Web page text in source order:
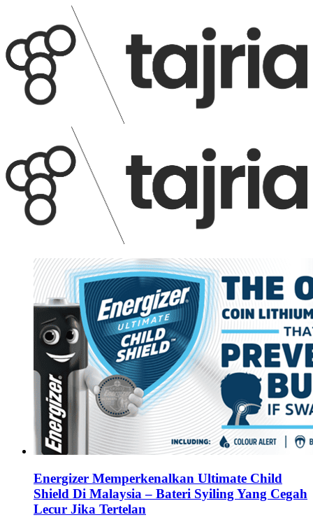
Energizer Memperkenalkan Ultimate Child
Shield Di Malaysia – Bateri Syiling Yang Cegah
Lecur Jika Tertelan